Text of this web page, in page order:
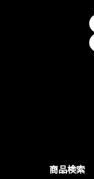
商品検索